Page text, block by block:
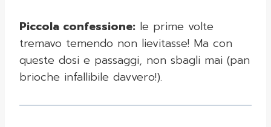
Piccola confessione: le prime volte
tremavo temendo non lievitasse! Ma con
queste dosi e passaggi, non sbagli mai (pan
brioche infallibile davvero!).